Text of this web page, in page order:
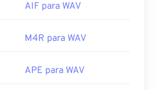
são adequados para
O UltraMixeré um software
bem. O Elmedia Player
AIF para WAV
M4R para WAV
APE para WAV